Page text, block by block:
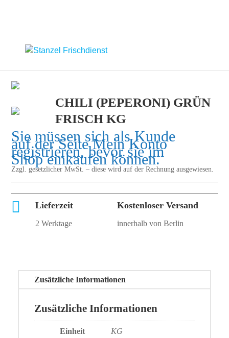
CHILI (PEPERONI) GRÜN
FRISCH KG
Sie müssen sich als Kunde
auf der SeiteMein Konto
registrieren, bevor sie im
Shop einkaufen können.
Zzgl. gesetzlicher MwSt. – diese wird auf der Rechnung ausgewiesen.
 Lieferzeit
2 Werktage
Kostenloser Versand
innerhalb von Berlin
Zusätzliche Informationen
Zusätzliche Informationen
Einheit KG